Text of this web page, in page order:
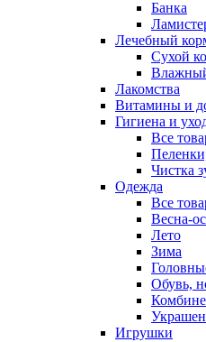
Банка
Лечебный
Сухой
Лакомства
Витамины и
Гигиена и
Все
Чистка
Одежда
Все
Весна-
Лето
Зима
Обувь,
Игрушки